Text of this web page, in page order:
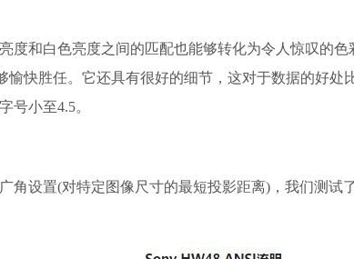
和白色亮度之间的匹配也能够转化为令人惊叹的色
愉快胜任。它还具有很好的细节，这对于数据的好处
号小至4.5。
设置(对特定图像尺寸的最短投影距离)，我们测试